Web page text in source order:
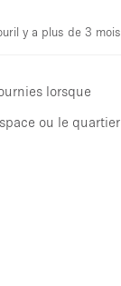
il y a plus de 3 mois
lorsque
ou le quartier